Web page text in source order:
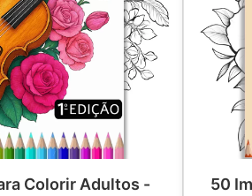
Colorir Adultos -
50